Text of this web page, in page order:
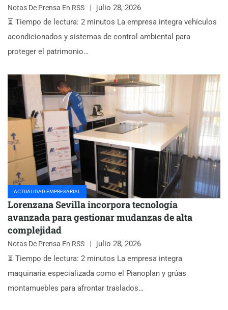
Notas De Prensa En RSS
julio 28, 2026
⏳ Tiempo de lectura: 2 minutos La empresa integra vehículos
acondicionados y sistemas de control ambiental para
proteger el patrimonio…
ACTUALIDAD EMPRESARIAL
Lorenzana Sevilla incorpora tecnología
avanzada para gestionar mudanzas de alta
complejidad
Notas De Prensa En RSS
julio 28, 2026
⏳ Tiempo de lectura: 2 minutos La empresa integra
maquinaria especializada como el Pianoplan y grúas
montamuebles para afrontar traslados…